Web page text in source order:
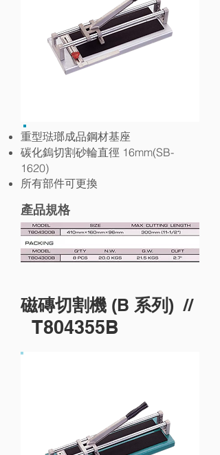
重型琺瑯成品鋼材基座
碳化鎢切割砂輪直徑 16mm(SB-
1620)
所有部件可更換
產品規格
磁磚切割機 (B 系列) //
T804355B